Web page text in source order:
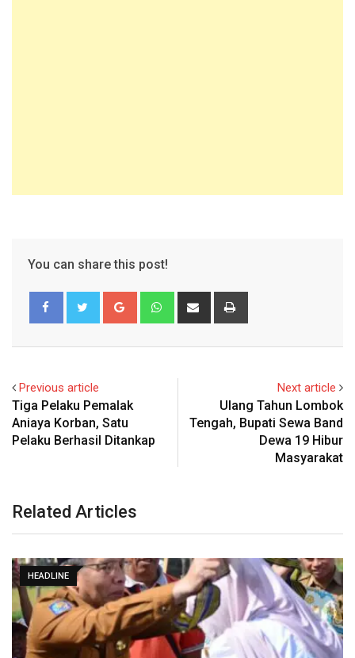
You can share this post!
Google+ WhatsappShare
Previous article
Tiga Pelaku Pemalak
Aniaya Korban, Satu
Pelaku Berhasil Ditankap
Next article
Ulang Tahun Lombok
Tengah, Bupati Sewa Band
Dewa 19 Hibur
Masyarakat
Related Articles
HEADLINE